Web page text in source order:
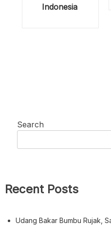
Indonesia
Search
Recent Posts
Udang Bakar Bumbu Rujak,